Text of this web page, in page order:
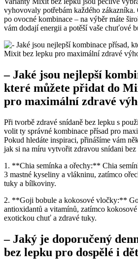
vyhovovaly potřebám každého zákazníka.
po ovocné kombinace – na výběr máte
vám dodají energii a potěší vaše chuťové
– Jaké jsou nejlepší
které můžete přidat do
pro maximální zdravé
Při tvorbě zdravé snídaně bez lepku s
volit ty správné kombinace přísad pro
Pokud hledáte inspiraci, přinášíme vám
jak si na míru vytvořit zdravou snídani bez
1. **Chia semínka a ořechy:** Chia
3 mastné kyseliny a vlákninu, zatímco
tuky a bílkoviny.
2. **Goji bobule a kokosové vločky:**
antioxidantů a vitamínů, zatímco
exotickou chuť a zdravé tuky.
– Jaký je doporučený
bez lepku pro dospělé i